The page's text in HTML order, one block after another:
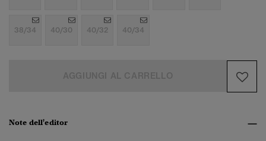
38/34 40/30 40/32 40/34
Note dell'editor